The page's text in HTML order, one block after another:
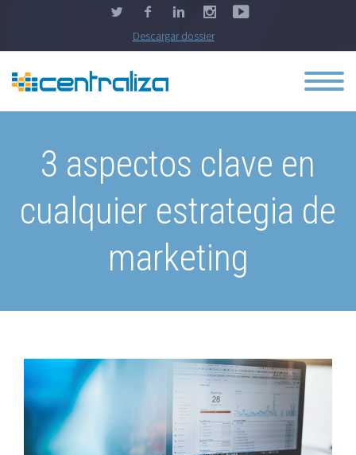
Descargar dossier
3 aspectos clave en
cualquier estrategia de
marketing